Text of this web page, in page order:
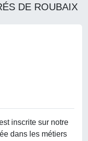
DE ROUBAIX
inscrite sur notre
dans les métiers